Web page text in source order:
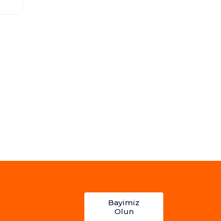
Bayimiz
Olun